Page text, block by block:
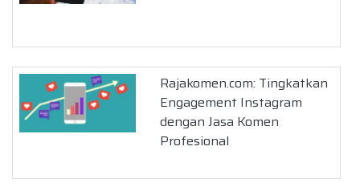
Rajakomen.com: Tingkatkan
Engagement Instagram
dengan Jasa Komen
Profesional